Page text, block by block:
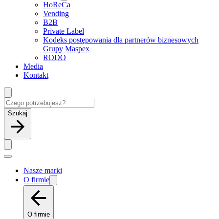
HoReCa
Vending
B2B
Private Label
Kodeks postępowania dla partnerów biznesowych
Grupy Maspex
RODO
Media
Kontakt
Szukaj
Nasze marki
O firmie
O firmie